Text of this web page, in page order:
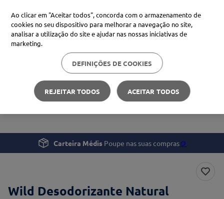
Procure no Marketplace Médis
Pesquisas mais comuns
xiaomi
cerave
Beleza e Cuidado pessoal
Wild Desodorizante Natural Recarga Flor de Cerejeira
Carteira Médis Poupe nas suas compras🪙
Wild Desodorizante Natural
Ao clicar em "Aceitar todos", concorda com o armazenamento de
cookies no seu dispositivo para melhorar a navegação no site,
analisar a utilização do site e ajudar nas nossas iniciativas de
marketing.
DEFINIÇÕES DE COOKIES
REJEITAR TODOS ACEITAR TODOS